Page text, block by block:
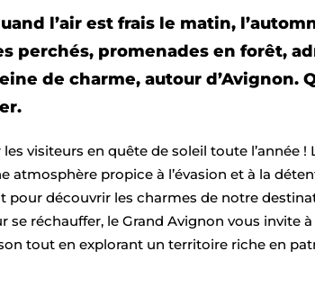
l’air est frais le matin,
perchés, promenades en forêt,
de charme, autour d’Avignon.
visiteurs en quête de soleil toute l’année !
atmosphère propice à l’évasion et à la
découvrir les charmes de notre
se réchauffer, le Grand Avignon vous invite
tout en explorant un territoire riche en